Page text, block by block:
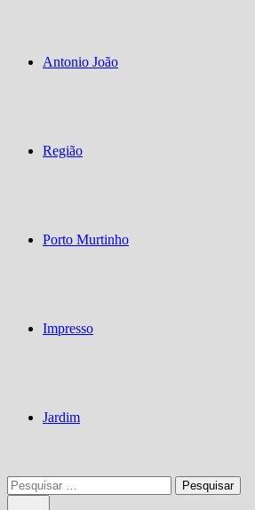
Antonio João
Região
Porto Murtinho
Impresso
Jardim
Pesquisar
por: